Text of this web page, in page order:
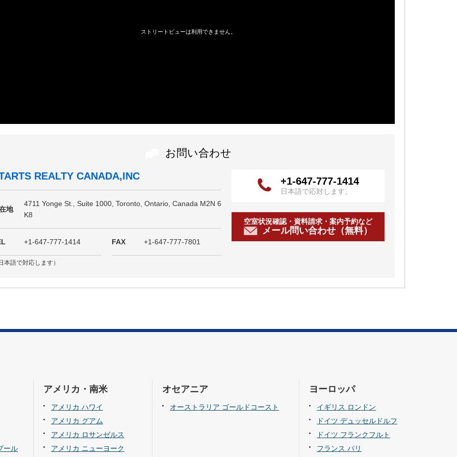
お問い合わせ
REALTY CANADA,INC
地
4711 Yonge St., Suite 1000, Toronto, Ontario, Canada M2N 6
K8
+1-647-777-1414
本語で対応します）
FAX +1-647-777-7801
+1-647-777-1414
日本語で応対します。
空室状況確認・資料請求・案内予約など
メール問い合わせ（無料）
ール
アメリカ・南米
アメリカ ハワイ
アメリカ グアム
アメリカ ロサンゼルス
アメリカ ニューヨーク
オセアニア
オーストラリア ゴールドコースト
ヨーロッパ
イギリス ロンドン
ドイツ デュッセルドルフ
ドイツ フランクフルト
フランス パリ